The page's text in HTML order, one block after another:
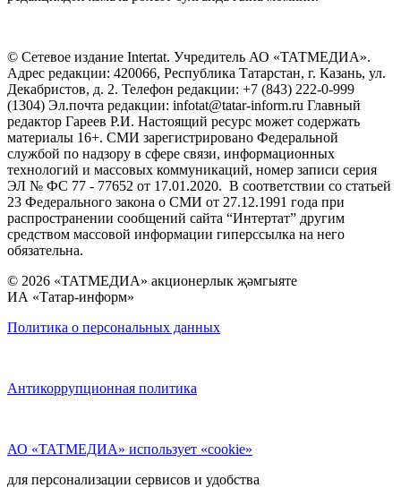
© Сетевое издание Intertat. Учредитель АО «ТАТМЕДИА».
Адрес редакции: 420066, Республика Татарстан, г. Казань, ул.
Декабристов, д. 2. Телефон редакции: +7 (843) 222-0-999
(1304) Эл.почта редакции: infotat@tatar-inform.ru Главный
редактор Гареев Р.И. Настоящий ресурс может содержать
материалы 16+. СМИ зарегистрировано Федеральной
службой по надзору в сфере связи, информационных
технологий и массовых коммуникаций, номер записи серия
ЭЛ № ФС 77 - 77652 от 17.01.2020. В соответствии со статьей
23 Федерального закона о СМИ от 27.12.1991 года при
распространении сообщений сайта “Интертат” другим
средством массовой информации гиперссылка на него
обязательна.
© 2026 «ТАТМЕДИА» акционерлык җәмгыяте
ИА «Татар-информ»
Политика о персональных данных
Антикоррупционная политика
АО «ТАТМЕДИА» использует «cookie»
для персонализации сервисов и удобства